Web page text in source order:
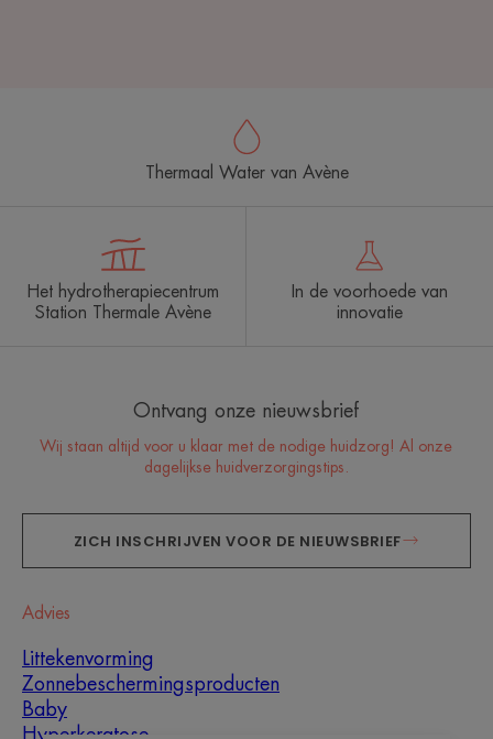
Thermaal Water van Avène
Het hydrotherapiecentrum
Station Thermale Avène
In de voorhoede van
innovatie
Ontvang onze nieuwsbrief
Wij staan altijd voor u klaar met de nodige huidzorg! Al onze
dagelijkse huidverzorgingstips.
ZICH INSCHRIJVEN VOOR DE NIEUWSBRIEF
Advies
Littekenvorming
Zonnebeschermingsproducten
Baby